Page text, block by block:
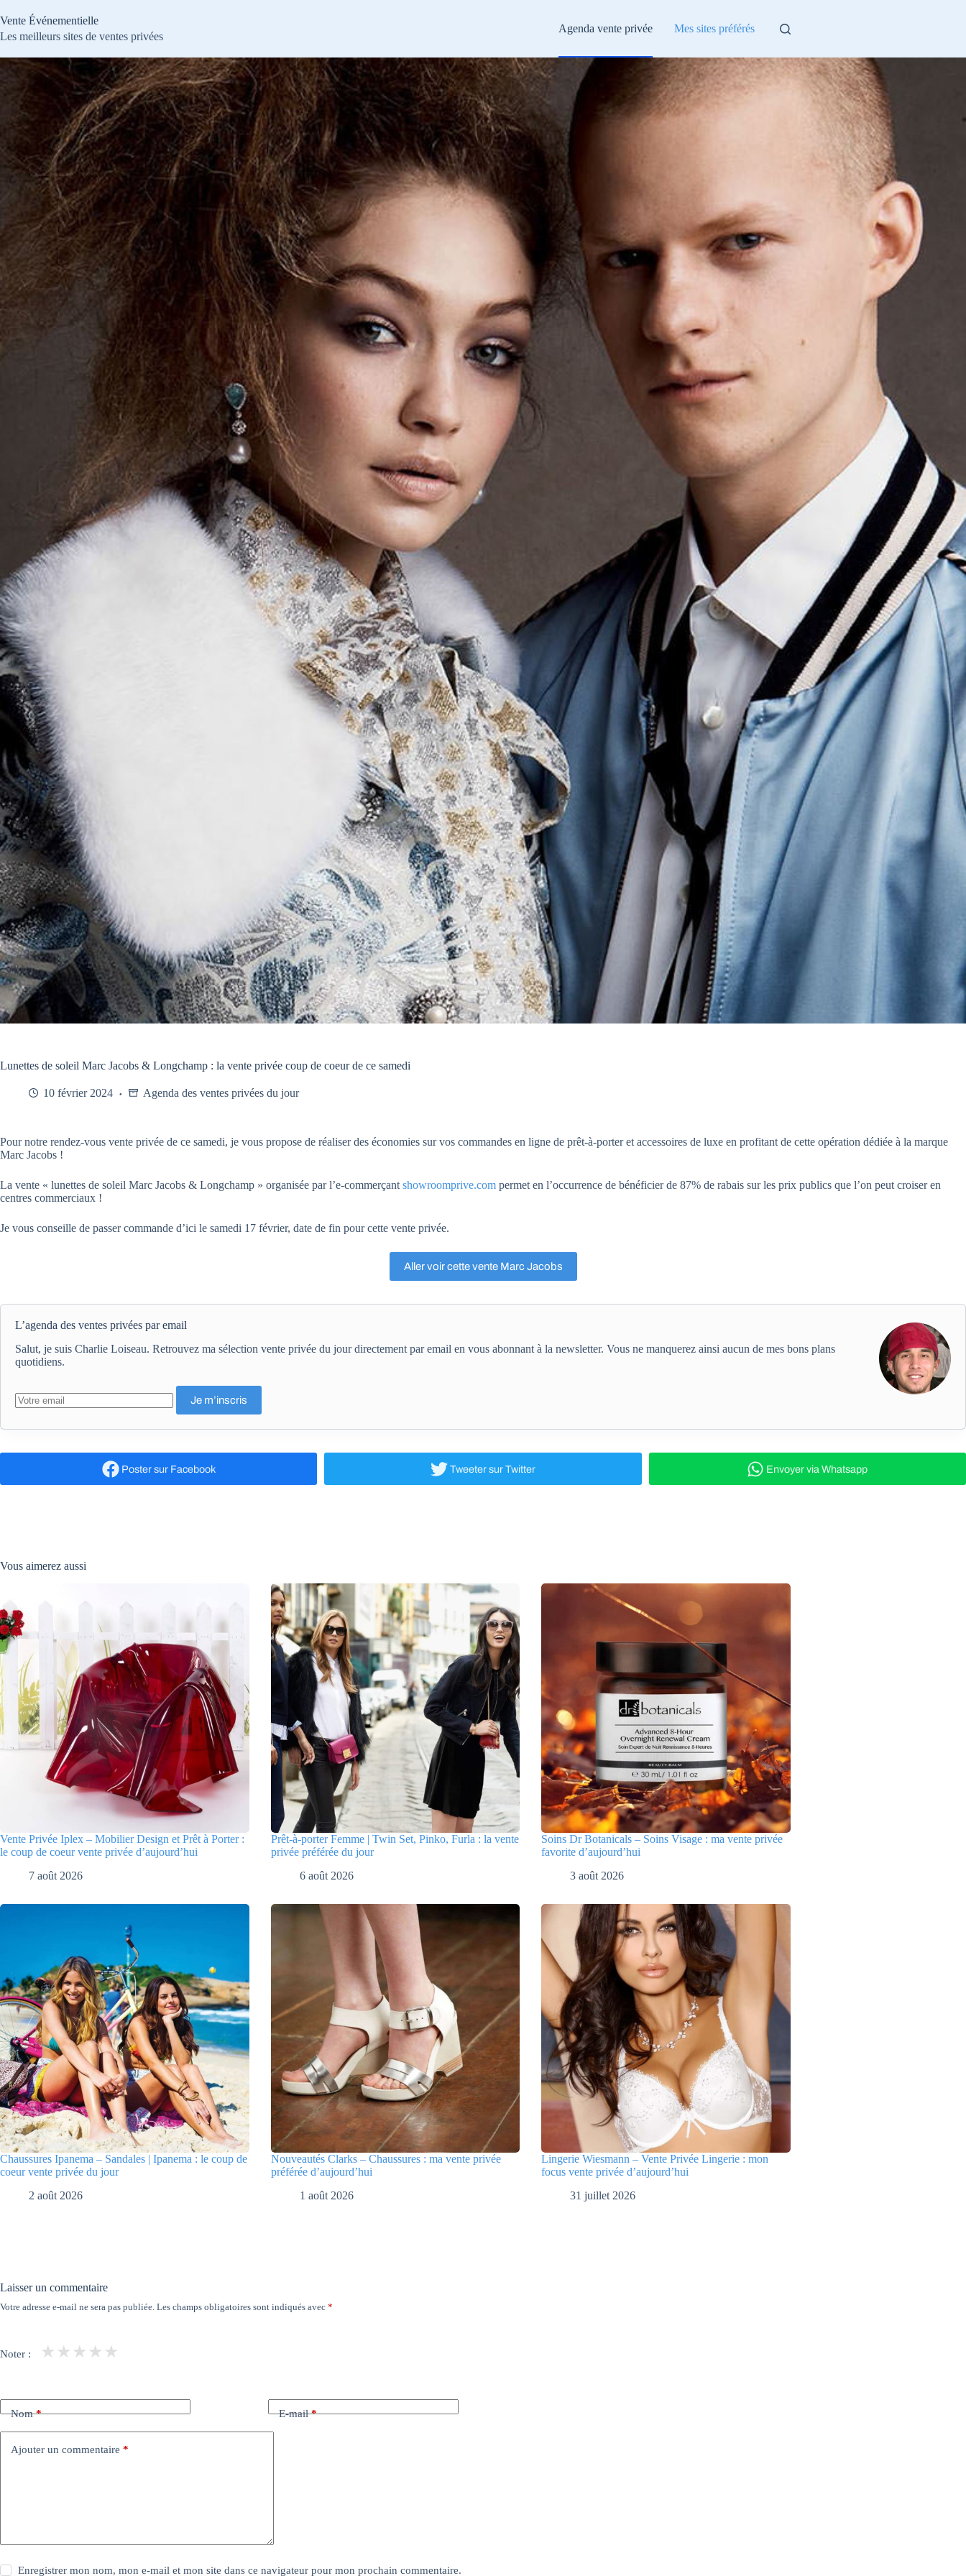
au
contenu
Vente Événementielle
Les meilleurs sites de ventes privées
Agenda vente privée Mes sites préférés
Lunettes de soleil Marc Jacobs & Longchamp : la vente privée coup de coeur de ce samedi
10 février 2024 Agenda des ventes privées du jour
Pour notre rendez-vous vente privée de ce samedi, je vous propose de réaliser des économies sur vos commandes en ligne de prêt-à-porter et accessoires de luxe en profitant de cette opération dédiée à la marque
Marc Jacobs !
La vente « lunettes de soleil Marc Jacobs & Longchamp » organisée par l’e-commerçant showroomprive.com permet en l’occurrence de bénéficier de 87% de rabais sur les prix publics que l’on peut croiser en
centres commerciaux !
Je vous conseille de passer commande d’ici le samedi 17 février, date de fin pour cette vente privée.
Aller voir cette vente Marc Jacobs
L’agenda des ventes privées par email
Salut, je suis Charlie Loiseau. Retrouvez ma sélection vente privée du jour directement par email en vous abonnant à la newsletter. Vous ne manquerez ainsi aucun de mes bons plans
quotidiens.
Postersur Facebook Tweetersur Twitter Envoyervia Whatsapp
Vous aimerez aussi
Vente Privée Iplex – Mobilier Design et Prêt à Porter :
le coup de coeur vente privée d’aujourd’hui
7 août 2026
Prêt-à-porter Femme | Twin Set, Pinko, Furla : la vente
privée préférée du jour
6 août 2026
Soins Dr Botanicals – Soins Visage : ma vente privée
favorite d’aujourd’hui
3 août 2026
Chaussures Ipanema – Sandales | Ipanema : le coup de
coeur vente privée du jour
2 août 2026
Nouveautés Clarks – Chaussures : ma vente privée
préférée d’aujourd’hui
1 août 2026
Lingerie Wiesmann – Vente Privée Lingerie : mon
focus vente privée d’aujourd’hui
31 juillet 2026
Laisser un commentaire
Votre adresse e-mail ne sera pas publiée. Les champs obligatoires sont indiqués avec *
Noter : ★
★
★
★
★
Nom* E-mail*
Ajouter un commentaire *
Enregistrer mon nom, mon e-mail et mon site dans ce navigateur pour mon prochain commentaire.